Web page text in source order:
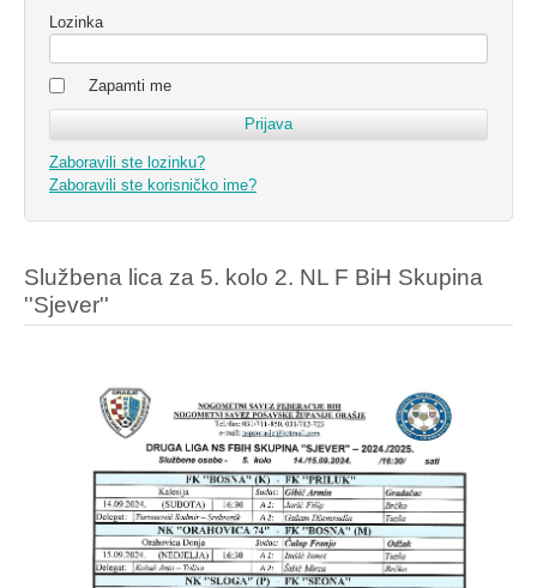
Lozinka
Zapamti me
Zaboravili ste lozinku?
Zaboravili ste korisničko ime?
Službena lica za 5. kolo 2. NL F BiH Skupina
''Sjever''